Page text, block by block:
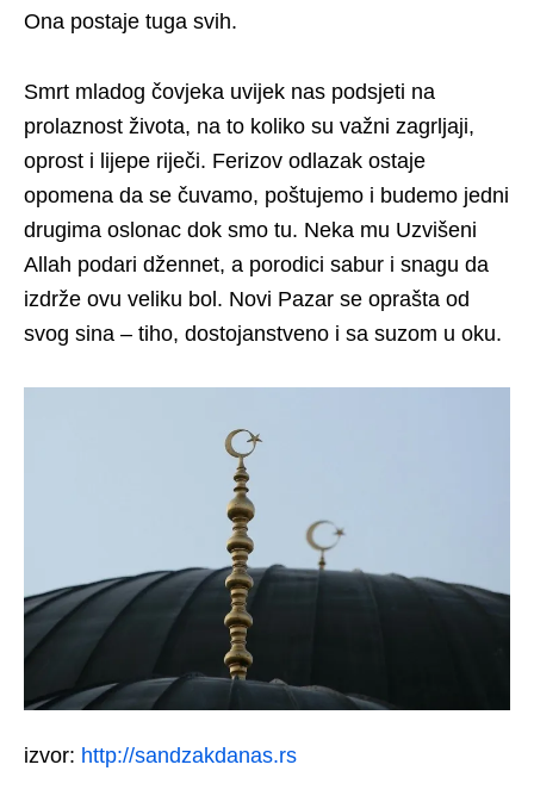
Ona postaje tuga svih.
Smrt mladog čovjeka uvijek nas podsjeti na
prolaznost života, na to koliko su važni zagrljaji,
oprost i lijepe riječi. Ferizov odlazak ostaje
opomena da se čuvamo, poštujemo i budemo jedni
drugima oslonac dok smo tu. Neka mu Uzvišeni
Allah podari džennet, a porodici sabur i snagu da
izdrže ovu veliku bol. Novi Pazar se oprašta od
svog sina – tiho, dostojanstveno i sa suzom u oku.
izvor: http://sandzakdanas.rs